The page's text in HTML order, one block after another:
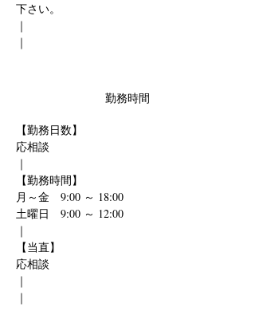
下さい。
｜
｜
勤務時間
【勤務日数】
応相談
｜
【勤務時間】
月～金　9:00 ～ 18:00
土曜日　9:00 ～ 12:00
｜
【当直】
応相談
｜
｜